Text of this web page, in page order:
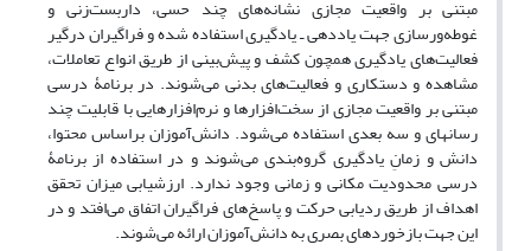
مبتنی بر واقعیت مجازی نشانه‌های چند حسی، داربست‌زنی و
غوطه‌ورسازی جهت یاددهی ـ یادگیری استفاده شده و فراگیران درگیر
فعالیت‌های یادگیری همچون کشف و پیش‌بینی از طریق انواع تعاملات،
مشاهده و دستکاری و فعالیت‌های بدنی می‌شوند. در برنامۀ درسی
مبتنی بر واقعیت مجازی از سخت‌افزارها و نرم‌افزارهایی با قابلیت چند
رسانهای و سه بعدی استفاده می‌شود. دانش‌آموزان براساس محتوا،
دانش و زمانِ یادگیری گروه‌بندی می‌شوند و در استفاده از برنامۀ
درسی محدودیت مکانی و زمانی وجود ندارد. ارزشیابی میزان تحقق
اهداف از طریق ردیابی حرکت و پاسخ‌های فراگیران اتفاق می‌افتد و در
این جهت بازخوردهای بصری به دانش‌آموزان ارائه می‌شوند.